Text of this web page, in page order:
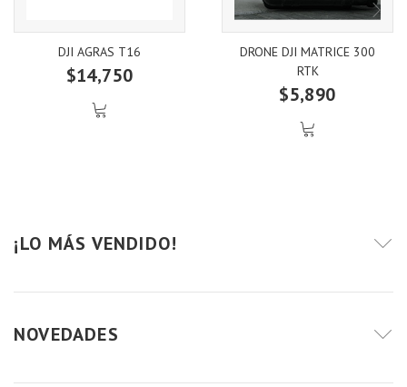
DJI AGRAS T16
$14,750
DRONE DJI MATRICE 300
RTK
$5,890
¡LO MÁS VENDIDO!
NOVEDADES